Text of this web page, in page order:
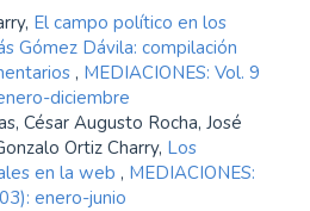
El campo político en los
Gómez Dávila: compilación
, MEDIACIONES: Vol. 9
diciembre
César Augusto Rocha, José
Ortiz Charry, Los
en la web , MEDIACIONES:
enero-junio